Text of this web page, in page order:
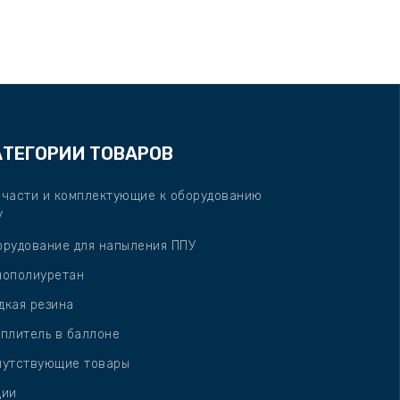
ТОВАРОВ
и комплектующие к оборудованию
для напыления ППУ
резина
в баллоне
товары